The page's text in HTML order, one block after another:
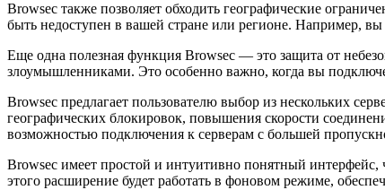
Browsec также позволяет обходить географические
быть недоступен в вашей стране или регионе. Например,
Еще одна полезная функция Browsec — это защита от
злоумышленниками. Это особенно важно, когда вы
Browsec предлагает пользователю выбор из нескольких
географических блокировок, повышения скорости
возможностью подключения к серверам с большей
Browsec имеет простой и интуитивно понятный интерфейс,
этого расширение будет работать в фоновом режиме,